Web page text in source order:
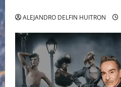
ALEJANDRO DELFIN HUITRON